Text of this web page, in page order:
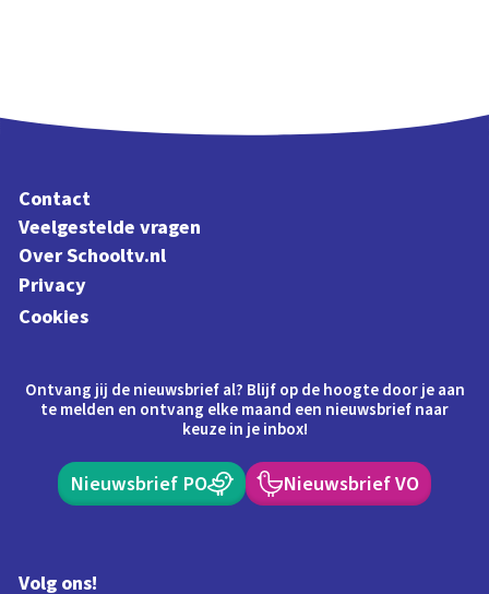
Contact
Veelgestelde vragen
Over Schooltv.nl
Privacy
Cookies
Ontvang jij de nieuwsbrief al? Blijf op de hoogte door je aan
te melden en ontvang elke maand een nieuwsbrief naar
keuze in je inbox!
Nieuwsbrief PO Nieuwsbrief VO
Volg ons!